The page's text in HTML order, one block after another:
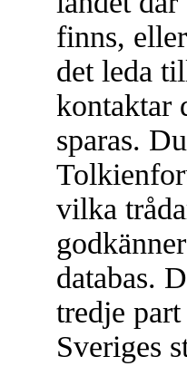
finns,
det leda
kontaktar
sparas.
vilka
databas.
tredje
Sveriges